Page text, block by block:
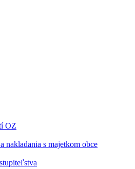
OZ
nakladania s majetkom obce